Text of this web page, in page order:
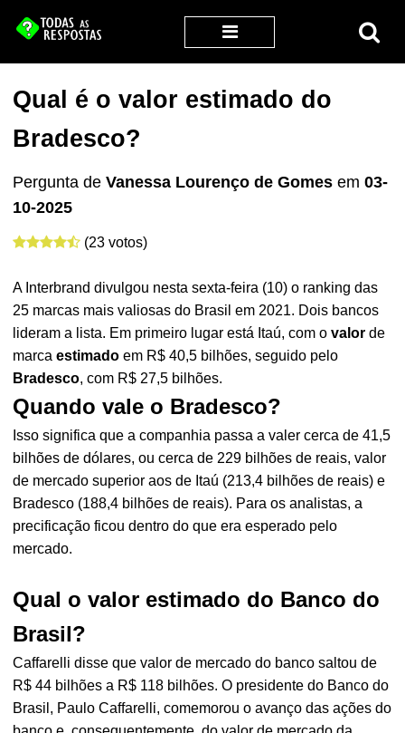
Qual é o valor estimado do
Bradesco?
Pergunta deVanessa Lourenço de Gomes em03-
10-2025
(23 votos)
A Interbrand divulgou nesta sexta-feira (10) o ranking das
25 marcas mais valiosas do Brasil em 2021. Dois bancos
lideram a lista. Em primeiro lugar está Itaú, com ovalor de
marcaestimado em R$ 40,5 bilhões, seguido pelo
Bradesco, com R$ 27,5 bilhões.
Quando vale o Bradesco?
Isso significa que a companhia passa a valer cerca de 41,5
bilhões de dólares, ou cerca de 229 bilhões de reais, valor
de mercado superior aos de Itaú (213,4 bilhões de reais) e
Bradesco (188,4 bilhões de reais). Para os analistas, a
precificação ficou dentro do que era esperado pelo
mercado.
Qual o valor estimado do Banco do
Brasil?
Caffarelli disse que valor de mercado do banco saltou de
R$ 44 bilhões a R$ 118 bilhões. O presidente do Banco do
Brasil, Paulo Caffarelli, comemorou o avanço das ações do